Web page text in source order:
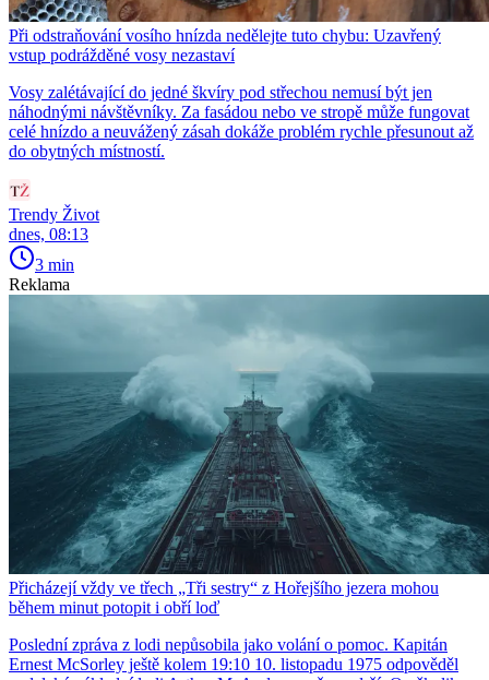
Při odstraňování vosího hnízda nedělejte tuto chybu: Uzavřený
vstup podrážděné vosy nezastaví
Vosy zalétávající do jedné škvíry pod střechou nemusí být jen
náhodnými návštěvníky. Za fasádou nebo ve stropě může fungovat
celé hnízdo a neuvážený zásah dokáže problém rychle přesunout až
do obytných místností.
Trendy Život
dnes, 08:13
3 min
Reklama
Přicházejí vždy ve třech „Tři sestry“ z Hořejšího jezera mohou
během minut potopit i obří loď
Poslední zpráva z lodi nepůsobila jako volání o pomoc. Kapitán
Ernest McSorley ještě kolem 19:10 10. listopadu 1975 odpověděl